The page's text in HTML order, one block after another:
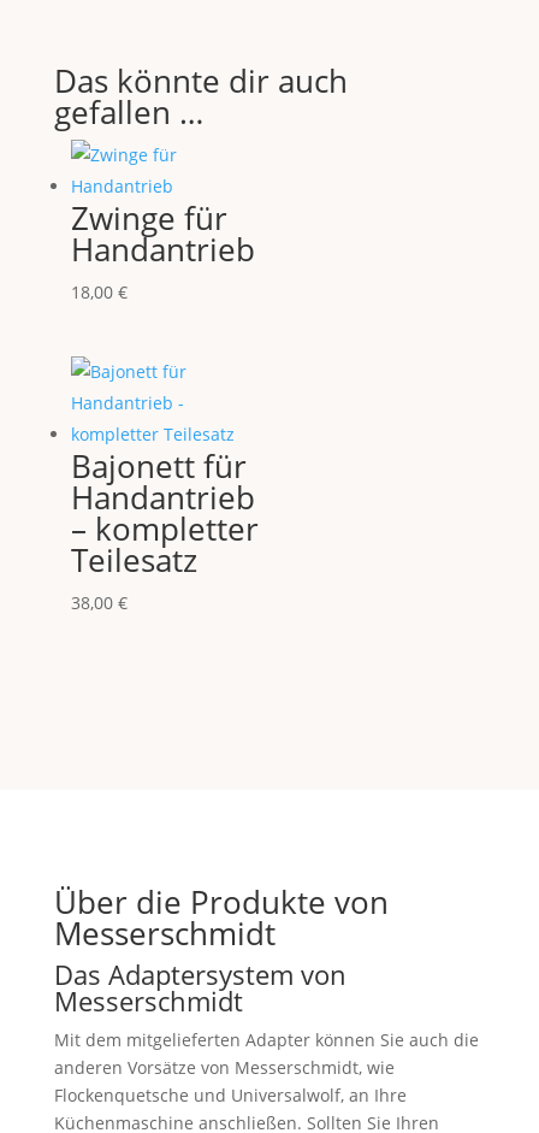
Das könnte dir auch
gefallen …
Zwinge für
Handantrieb
18,00 €
Bajonett für
Handantrieb
– kompletter
Teilesatz
38,00 €
Über die Produkte von
Messerschmidt
Das Adaptersystem von
Messerschmidt
Mit dem mitgelieferten Adapter können Sie auch die
anderen Vorsätze von Messerschmidt, wie
Flockenquetsche und Universalwolf, an Ihre
Küchenmaschine anschließen. Sollten Sie Ihren